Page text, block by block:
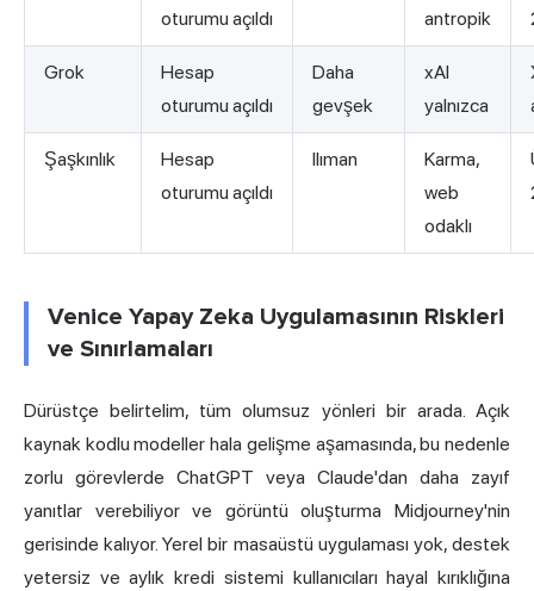
oturumu açıldı
antropik
Grok
Hesap
oturumu açıldı
Daha
gevşek
xAI
yalnızca
Şaşkınlık
Hesap
oturumu açıldı
Ilıman
Karma,
web
odaklı
Venice Yapay Zeka Uygulamasının Riskleri
ve Sınırlamaları
Dürüstçe belirtelim, tüm olumsuz yönleri bir arada. Açık
kaynak kodlu modeller hala gelişme aşamasında, bu nedenle
zorlu görevlerde ChatGPT veya Claude'dan daha zayıf
yanıtlar verebiliyor ve görüntü oluşturma Midjourney'nin
gerisinde kalıyor. Yerel bir masaüstü uygulaması yok, destek
yetersiz ve aylık kredi sistemi kullanıcıları hayal kırıklığına